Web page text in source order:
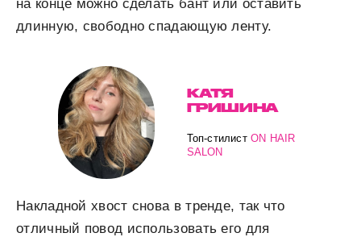
на конце можно сделать бант или оставить
длинную, свободно спадающую ленту.
КАТЯ
ГРИШИНА
Топ-стилист ON HAIR
SALON
Накладной хвост снова в тренде, так что
отличный повод использовать его для